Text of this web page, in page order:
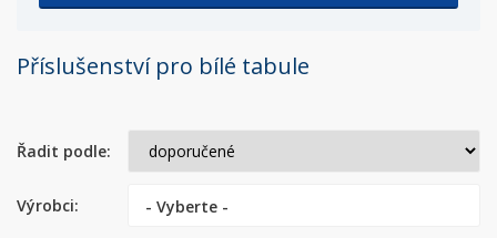
Příslušenství pro bílé tabule
Řadit podle:
Výrobci: - Vyberte -